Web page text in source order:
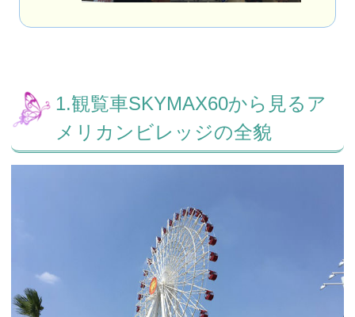
1.観覧車SKYMAX60から見るア
メリカンビレッジの全貌